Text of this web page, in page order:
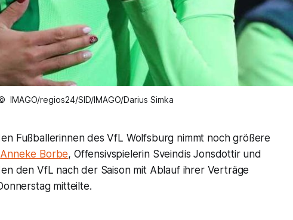
IMAGO/regios24/SID/IMAGO/Darius Simka
Fußballerinnen des VfL Wolfsburg nimmt noch größere
Anneke Borbe, Offensivspielerin Sveindis Jonsdottir und
den VfL nach der Saison mit Ablauf ihrer Verträge
mitteilte.